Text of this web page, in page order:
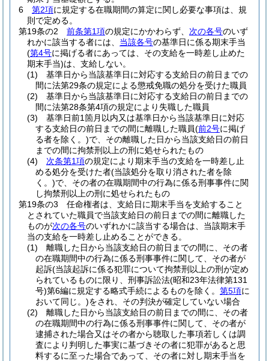
6
第2項に規定する在職期間の算定に関し必要な事項は、規
則で定める。
第19条の2
前条第1項の規定にかかわらず、 次の各号のいず
れかに該当する者には、 当該各号の基準日に係る期末手当
(第4号に掲げる者にあっては、その支給を一時差し止めた
期末手当)は、支給しない。
(1)
基準日から当該基準日に対応する支給日の前日までの
間に法第29条の規定による懲戒免職の処分を受けた職員
(2)
基準日から当該基準日に対応する支給日の前日までの
間に法第28条第4項の規定により失職した職員
(3)
基準日前1箇月以内又は基準日から当該基準日に対応
する支給日の前日までの間に離職した職員(前2号に掲げ
る者を除く。)で、その離職した日から当該支給日の前日
までの間に拘禁刑以上の刑に処せられたもの
(4)
次条第1項の規定により期末手当の支給を一時差し止
める処分を受けた者(当該処分を取り消された者を除
く。)で、その者の在職期間中の行為に係る刑事事件に関
し拘禁刑以上の刑に処せられたもの
第19条の3
任命権者は、支給日に期末手当を支給すること
とされていた職員で当該支給日の前日までの間に離職した
ものが次の各号のいずれかに該当する場合は、当該期末手
当の支給を一時差し止めることができる。
(1)
離職した日から当該支給日の前日までの間に、その者
の在職期間中の行為に係る刑事事件に関して、その者が
起訴(当該起訴に係る犯罪について拘禁刑以上の刑が定め
られているものに限り、刑事訴訟法(昭和23年法律第131
号)第6編に規定する略式手続によるものを除く。 第5項に
おいて同じ。)をされ、その判決が確定していない場合
(2)
離職した日から当該支給日の前日までの間に、その者
の在職期間中の行為に係る刑事事件に関して、その者が
逮捕された場合又はその者から聴取した事項若しくは調
査により判明した事実に基づきその者に犯罪があると思
料するに至った場合であって、その者に対し期末手当を